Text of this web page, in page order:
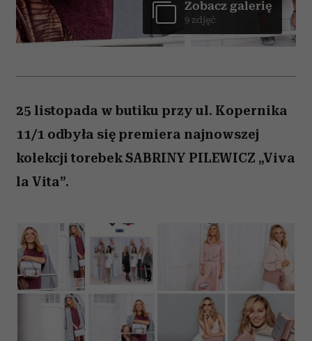
Zobacz galerię
9 zdjęć
25 listopada w butiku przy ul. Kopernika
11/1 odbyła się premiera najnowszej
kolekcji torebek SABRINY PILEWICZ „Viva
la Vita”.